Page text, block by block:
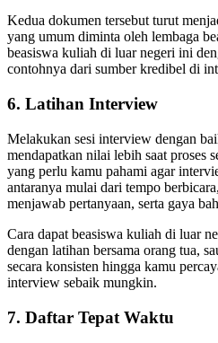
Kedua dokumen tersebut turut
yang umum diminta oleh lembaga
beasiswa kuliah di luar negeri ini
contohnya dari sumber kredibel di
6. Latihan Interview
Melakukan sesi interview dengan
mendapatkan nilai lebih saat proses
yang perlu kamu pahami agar
antaranya mulai dari tempo
menjawab pertanyaan, serta gaya
Cara dapat beasiswa kuliah di luar
dengan latihan bersama orang tua,
secara konsisten hingga kamu
interview sebaik mungkin.
7. Daftar Tepat Waktu